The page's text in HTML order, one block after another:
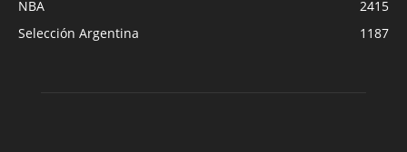
NBA
2415
Selección Argentina
1187